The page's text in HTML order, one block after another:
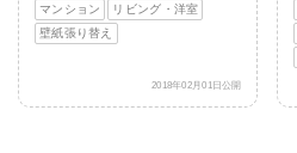
マンション
リビング・洋室
壁紙張り替え
2018年02月01日公開